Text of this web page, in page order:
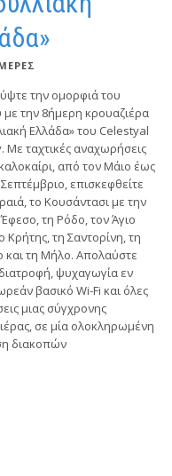
την ομορφιά του
με την 8ήμερη κρουαζιέρα
Ελλάδα» του Celestyal
Με ταχτικές αναχωρήσεις
από τον Μάιο έως
επισκεφθείτε
το Κουσάντασι με την
τη Ρόδο, τον Άγιο
Κρήτης, τη Σαντορίνη, τη
τη Μήλο. Απολαύστε
ψυχαγωγία εν
βασικό Wi-Fi και όλες
μιας σύγχρονης
σε μία ολοκληρωμένη
διακοπών